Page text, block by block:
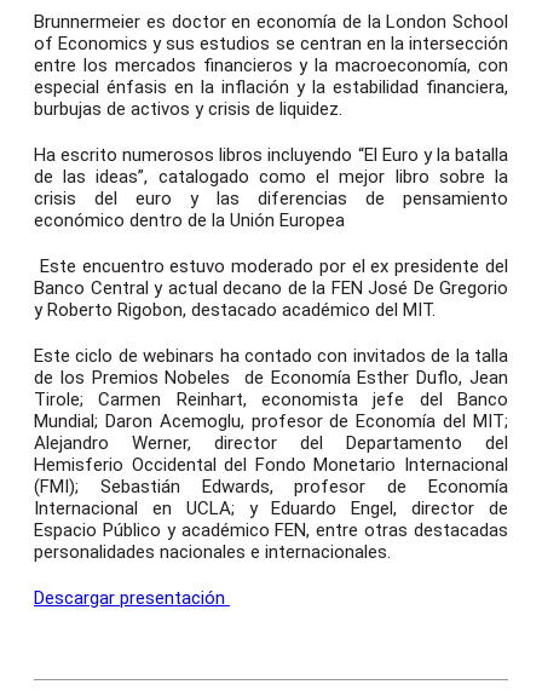
Brunnermeier es doctor en economía de la London School
of Economics y sus estudios se centran en la intersección
entre los mercados financieros y la macroeconomía, con
especial énfasis en la inflación y la estabilidad financiera,
burbujas de activos y crisis de liquidez.
Ha escrito numerosos libros incluyendo “El Euro y la batalla
de las ideas”, catalogado como el mejor libro sobre la
crisis del euro y las diferencias de pensamiento
económico dentro de la Unión Europea
Este encuentro estuvo moderado por el ex presidente del
Banco Central y actual decano de la FEN José De Gregorio
y Roberto Rigobon, destacado académico del MIT.
Este ciclo de webinars ha contado con invitados de la talla
de los Premios Nobeles de Economía Esther Duflo, Jean
Tirole; Carmen Reinhart, economista jefe del Banco
Mundial; Daron Acemoglu, profesor de Economía del MIT;
Alejandro Werner, director del Departamento del
Hemisferio Occidental del Fondo Monetario Internacional
(FMI); Sebastián Edwards, profesor de Economía
Internacional en UCLA; y Eduardo Engel, director de
Espacio Público y académico FEN, entre otras destacadas
personalidades nacionales e internacionales.
Descargar presentación